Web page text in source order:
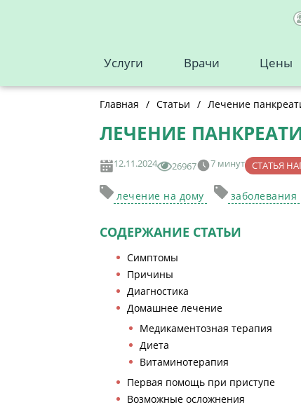
Услуги Врачи Цены
Главная / Статьи / Лечение
ЛЕЧЕНИЕ
12.11.2024 26967 7 минут СТАТЬЯ
лечение на дому заболевания
СОДЕРЖАНИЕ СТАТЬИ
Симптомы
Причины
Диагностика
Домашнее лечение
Медикаментозная терапия
Диета
Витаминотерапия
Первая помощь при приступе
Возможные осложнения